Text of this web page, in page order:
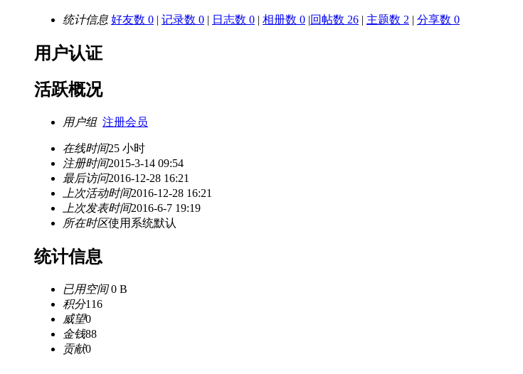
统计信息 好友数 0 | 记录数 0 | 日志数 0 | 相册数 0 |回帖数 26 | 主题数 2 | 分享数 0
用户认证
活跃概况
用户组 注册会员
在线时间25 小时
注册时间2015-3-14 09:54
最后访问2016-12-28 16:21
上次活动时间2016-12-28 16:21
上次发表时间2016-6-7 19:19
所在时区使用系统默认
统计信息
已用空间0 B
积分116
威望0
金钱88
贡献0